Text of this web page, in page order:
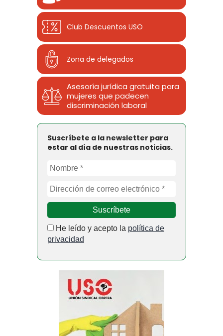
Club Descuentos USO
Zona de delegados
Asesoría jurídica gratuita para
mujeres que padecen
discriminación laboral
Suscríbete a la newsletter para
estar al día de nuestras noticias.
He leído y acepto la política de
privacidad